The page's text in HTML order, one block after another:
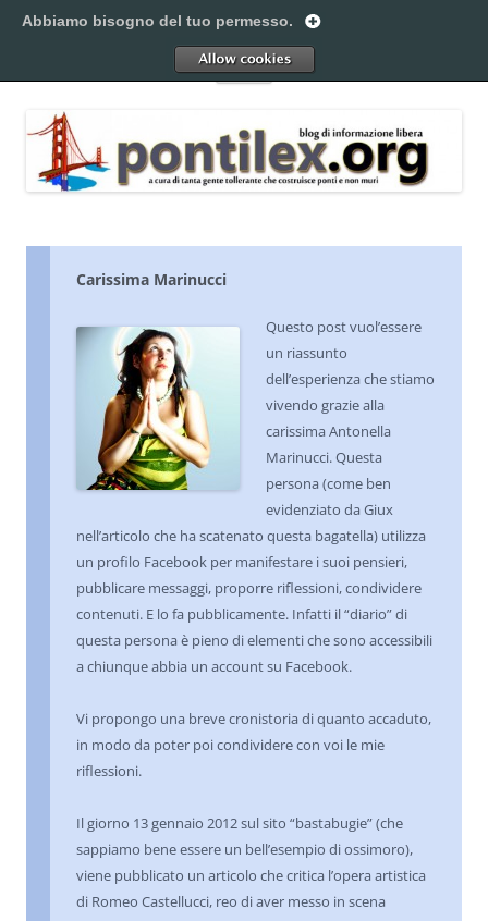
al
Pontilex
Menu
Carissima Marinucci
Questo post vuol’essere
un riassunto
dell’esperienza che stiamo
vivendo grazie alla
carissima Antonella
Marinucci. Questa
persona (come ben
evidenziato da Giux
nell’articolo che ha scatenato questa bagatella) utilizza
un profilo Facebook per manifestare i suoi pensieri,
pubblicare messaggi, proporre riflessioni, condividere
contenuti. E lo fa pubblicamente. Infatti il “diario” di
questa persona è pieno di elementi che sono accessibili
a chiunque abbia un account su Facebook.
Vi propongo una breve cronistoria di quanto accaduto,
in modo da poter poi condividere con voi le mie
riflessioni.
Il giorno 13 gennaio 2012 sul sito “bastabugie” (che
sappiamo bene essere un bell’esempio di ossimoro),
viene pubblicato un articolo che critica l’opera artistica
di Romeo Castellucci, reo di aver messo in scena
Abbiamo bisogno del tuo permesso.